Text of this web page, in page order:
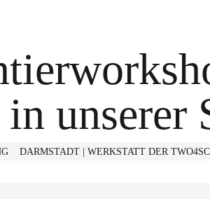
unserer
DARMSTADT | WERKSTATT DER